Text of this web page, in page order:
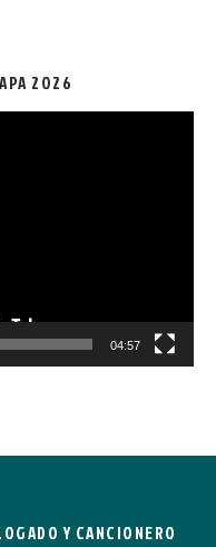
2026
04:57
Y CANCIONERO